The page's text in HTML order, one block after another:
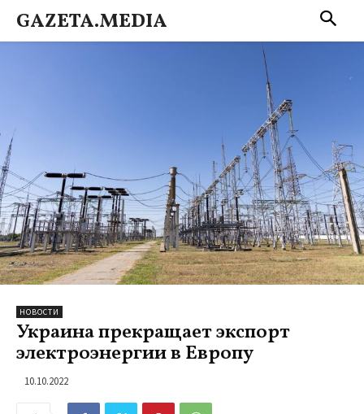
GAZETA.MEDIA
НОВОСТИ
Украина прекращает экспорт
электроэнергии в Европу
10.10.2022